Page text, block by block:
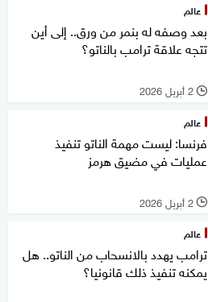
عالم
بعد وصفه له بنمر من ورق.. إلى أين
تتجه علاقة ترامب بالناتو؟
l 2 أبريل 2026
عالم
فرنسا: ليست مهمة الناتو تنفيذ
عمليات في مضيق هرمز
l 2 أبريل 2026
عالم
ترامب يهدد بالانسحاب من الناتو.. هل
يمكنه تنفيذ ذلك قانونيا؟